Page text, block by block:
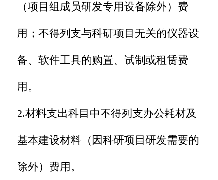
（项目组成员研发专用设备除外）费
用；不得列支与科研项目无关的仪器设
备、软件工具的购置、试制或租赁费
用。
2.材料支出科目中不得列支办公耗材及
基本建设材料（因科研项目研发需要的
除外）费用。